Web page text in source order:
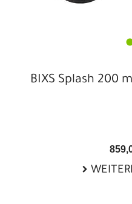
BIXS Splash 200